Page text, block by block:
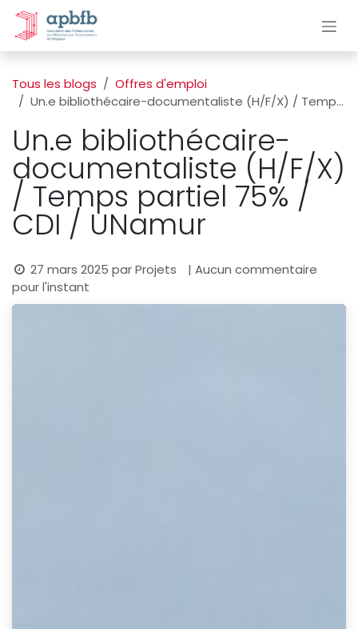
Se rendre au contenu
Tous les blogs
Offres d'emploi
Un.e bibliothécaire-documentaliste (H/F/X) / Temps partiel 75% / CDI / UNamur
Un.e bibliothécaire-
documentaliste (H/F/X)
/ Temps partiel 75% /
CDI / UNamur
27 mars 2025 parProjets
| Aucun commentaire
pour l'instant